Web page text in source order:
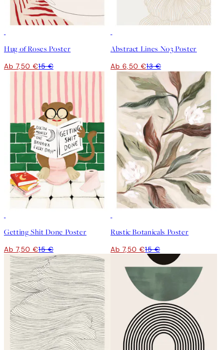
Hug of Roses Poster
Ab 7,50 €15 €
Abstract Lines No3 Poster
Ab 6,50 €13 €
Getting Shit Done Poster
Ab 7,50 €15 €
Rustic Botanicals Poster
Ab 7,50 €15 €